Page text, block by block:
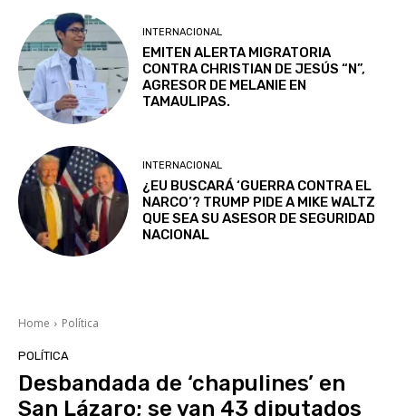
INTERNACIONAL
EMITEN ALERTA MIGRATORIA
CONTRA CHRISTIAN DE JESÚS “N”,
AGRESOR DE MELANIE EN
TAMAULIPAS.
INTERNACIONAL
¿EU BUSCARÁ ‘GUERRA CONTRA EL
NARCO’? TRUMP PIDE A MIKE WALTZ
QUE SEA SU ASESOR DE SEGURIDAD
NACIONAL